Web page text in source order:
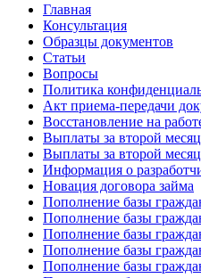
Главная
Консультация
Образцы документов
Статьи
Вопросы
Политика
Акт приема-передачи
Восстановление на
Выплаты за второй
Выплаты за второй
Информация о
Новация договора займа
Пополнение базы
Пополнение базы
Пополнение базы
Пополнение базы
Пополнение базы